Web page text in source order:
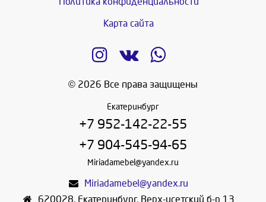
Карта сайта
© 2026 Все права защищены
Екатеринбург
+7 952-142-22-55
+7 904-545-94-65
Miriadamebel@yandex.ru
Miriadamebel@yandex.ru
620028, Екатеринбург, Верх-исетский б-р 13